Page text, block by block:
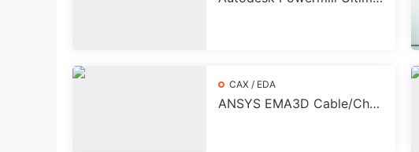
CAX / EDA
ANSYS EMA3D Cable/Char